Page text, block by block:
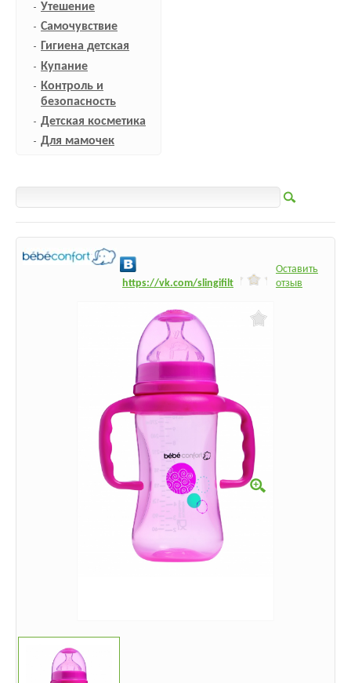
Утешение
Самочувствие
Гигиена детская
Купание
Контроль и
безопасность
Детская косметика
Для мамочек
https://vk.com/slingifilt
Оставить
отзыв